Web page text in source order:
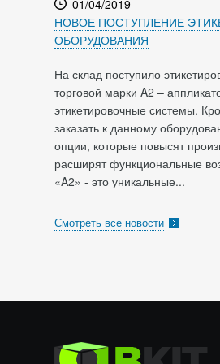
01/04/2019
НОВОЕ ПОСТУПЛЕНИЕ
ОБОРУДОВАНИЯ
На склад поступило
торговой марки A2 –
этикетировочные системы.
заказать к данному
опции, которые повысят
расширят функциональные
«A2» - это уникальные...
Смотреть все новости